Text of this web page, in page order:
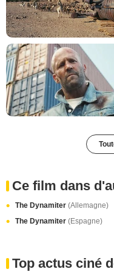
Ce film dans
The Dynamiter (Allemagne)
The Dynamiter (Espagne)
Top actus ciné